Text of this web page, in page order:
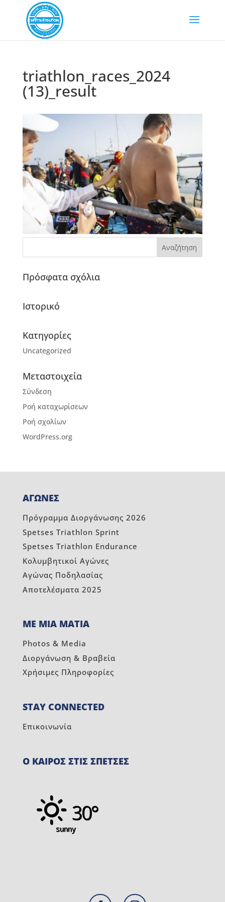
triathlon_races_2024
(13)_result
Πρόσφατα σχόλια
Ιστορικό
Kατηγορίες
Uncategorized
Μεταστοιχεία
Σύνδεση
Ροή καταχωρίσεων
Ροή σχολίων
WordPress.org
ΑΓΩΝΕΣ
Πρόγραμμα Διοργάνωσης 2026
Spetses Triathlon Sprint
Spetses Triathlon Endurance
Κολυμβητικοί Αγώνες
Αγώνας Ποδηλασίας
Αποτελέσματα 2025
ΜΕ ΜΙΑ ΜΑΤΙΑ
Photos & Media
Διοργάνωση & Βραβεία
Χρήσιμες Πληροφορίες
STAY CONNECTED
Επικοινωνία
Ο ΚΑΙΡΟΣ ΣΤΙΣ ΣΠΕΤΣΕΣ
30°
sunny